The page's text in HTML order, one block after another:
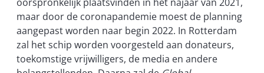
maar door de coronapandemie moest de planning
aangepast worden naar begin 2022. In Rotterdam
zal het schip worden voorgesteld aan donateurs,
toekomstige vrijwilligers, de media en andere